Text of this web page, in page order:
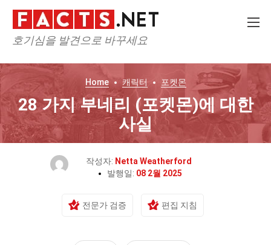
호기심을 발견으로 바꾸세요
Home 캐릭터 포켓몬
28 가지 부네리 (포켓몬)에 대한
사실
작성자: Netta Weatherford
발행일: 08 2월 2025
전문가 검증 편집 지침